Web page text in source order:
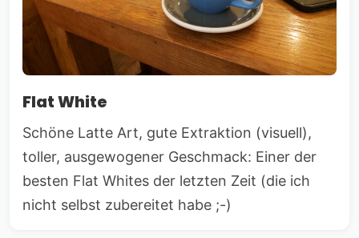
Flat White
Schöne Latte Art, gute Extraktion (visuell),
toller, ausgewogener Geschmack: Einer der
besten Flat Whites der letzten Zeit (die ich
nicht selbst zubereitet habe ;-)